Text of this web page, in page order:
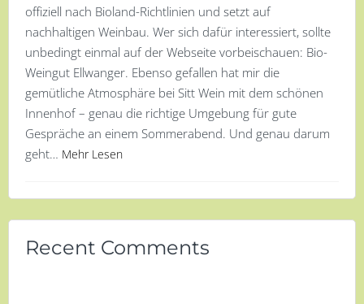
offiziell nach Bioland-Richtlinien und setzt auf
nachhaltigen Weinbau. Wer sich dafür interessiert, sollte
unbedingt einmal auf der Webseite vorbeischauen: Bio-
Weingut Ellwanger. Ebenso gefallen hat mir die
gemütliche Atmosphäre bei Sitt Wein mit dem schönen
Innenhof – genau die richtige Umgebung für gute
Gespräche an einem Sommerabend. Und genau darum
geht… Mehr Lesen
Recent Comments